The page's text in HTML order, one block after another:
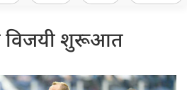
विजयी शुरूआत